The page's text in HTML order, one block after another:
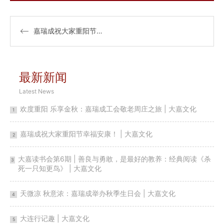
嘉瑞成祝大家重阳节幸福安康！ | 大嘉文化
最新新闻
Latest News
1 欢度重阳 乐享金秋：嘉瑞成工会敬老周庄之旅 | 大嘉文化
2 嘉瑞成祝大家重阳节幸福安康！ | 大嘉文化
3
大嘉读书会第6期 | 善良与勇敢，是最好的教养：经典阅读《杀
死一只知更鸟》 | 大嘉文化
4 天微凉 秋意浓：嘉瑞成举办秋季生日会 | 大嘉文化
5 大连行记趣 | 大嘉文化